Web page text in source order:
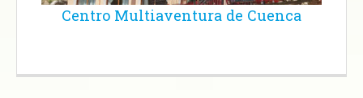
Centro Multiaventura de Cuenca